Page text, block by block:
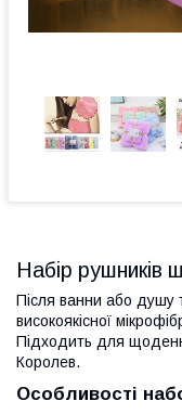
Набір рушників
Після ванни або душу
високоякісної
Підходить для
Королев.
Особливості